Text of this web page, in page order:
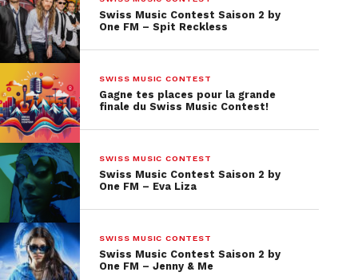
Swiss Music Contest Saison 2 by
One FM – Spit Reckless
SWISS MUSIC CONTEST
Gagne tes places pour la grande
finale du Swiss Music Contest!
SWISS MUSIC CONTEST
Swiss Music Contest Saison 2 by
One FM – Eva Liza
SWISS MUSIC CONTEST
Swiss Music Contest Saison 2 by
One FM – Jenny & Me